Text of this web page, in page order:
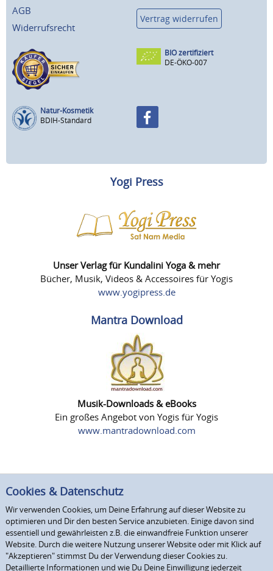
AGB
Widerrufsrecht
Vertrag widerrufen
BIO zertifiziert
DE-ÖKO-007
Natur-Kosmetik
BDIH-Standard
Yogi Press
Unser Verlag für Kundalini Yoga & mehr
Bücher, Musik, Videos & Accessoires für Yogis
www.yogipress.de
Mantra Download
Musik-Downloads & eBooks
Ein großes Angebot von Yogis für Yogis
www.mantradownload.com
Cookies & Datenschutz
Wir verwenden Cookies, um Deine Erfahrung auf dieser Website zu
optimieren und Dir den besten Service anzubieten. Einige davon sind
essentiell und gewährleisten z.B. die einwandfreie Funktion unserer
Website. Durch die weitere Nutzung unserer Website oder mit Klick auf
"Akzeptieren" stimmst Du der Verwendung dieser Cookies zu.
Detaillierte Informationen und wie Du Deine Einwilligung jederzeit